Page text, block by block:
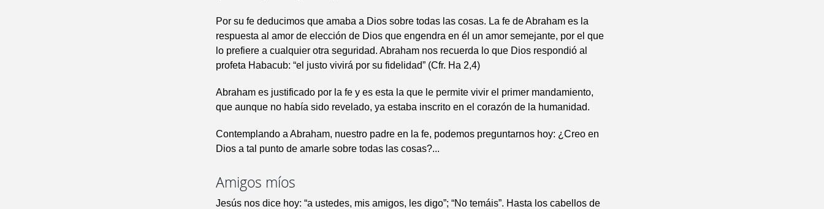
Por su fe deducimos que amaba a Dios sobre todas las cosas. La fe de Abraham es la
respuesta al amor de elección de Dios que engendra en él un amor semejante, por el que
lo prefiere a cualquier otra seguridad. Abraham nos recuerda lo que Dios respondió al
profeta Habacub: “el justo vivirá por su fidelidad” (Cfr. Ha 2,4)
Abraham es justificado por la fe y es esta la que le permite vivir el primer mandamiento,
que aunque no había sido revelado, ya estaba inscrito en el corazón de la humanidad.
Contemplando a Abraham, nuestro padre en la fe, podemos preguntarnos hoy: ¿Creo en
Dios a tal punto de amarle sobre todas las cosas?...
Amigos míos
Jesús nos dice hoy: “a ustedes, mis amigos, les digo”; “No temáis”. Hasta los cabellos de